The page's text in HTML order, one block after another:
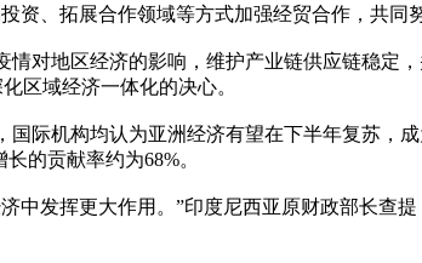
资、拓展合作领域等方式加强经贸合作，共同
地区经济的影响，维护产业链供应链稳定
区域经济一体化的决心。
际机构均认为亚洲经济有望在下半年复苏，成
的贡献率约为68%。
发挥更大作用。”印度尼西亚原财政部长查提